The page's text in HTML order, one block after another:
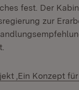
fest. Der
zur
,Ein Konzept